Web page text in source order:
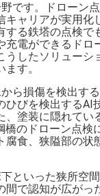
です。ドローン
ャリアが実用化
る鉄塔の点検で
電ができるドロ
したソリューシ
す。
ら損傷を検出す
びを検出するAI
塗装に隠れてい
のドローン点検
食、狭隘部の状
といった狭所空
で認知が広がっ